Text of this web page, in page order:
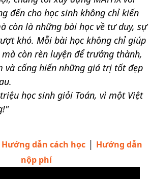
đến cho học sinh không chỉ kiến
còn là những bài học về tư duy, sự
khó. Mỗi bài học không chỉ giúp
còn rèn luyện để trưởng thành,
và cống hiến những giá trị tốt đẹp
học sinh giỏi Toán, vì một Việt
Hướng dẫn cách học| Hướng dẫn
nộp phí